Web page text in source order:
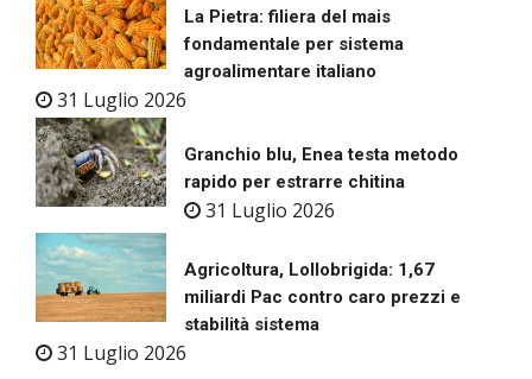
La Pietra: filiera del mais
fondamentale per sistema
agroalimentare italiano
31 Luglio 2026
Granchio blu, Enea testa metodo
rapido per estrarre chitina
31 Luglio 2026
Agricoltura, Lollobrigida: 1,67
miliardi Pac contro caro prezzi e
stabilità sistema
31 Luglio 2026